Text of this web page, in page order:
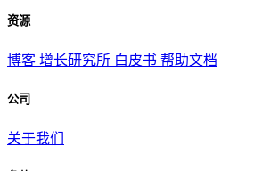
资源
博客 增长研究所 白皮书 帮助文档
公司
关于我们